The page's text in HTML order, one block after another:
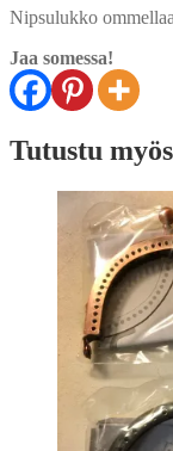
Nipsulukko
Jaa somessa!
Tutustu myös